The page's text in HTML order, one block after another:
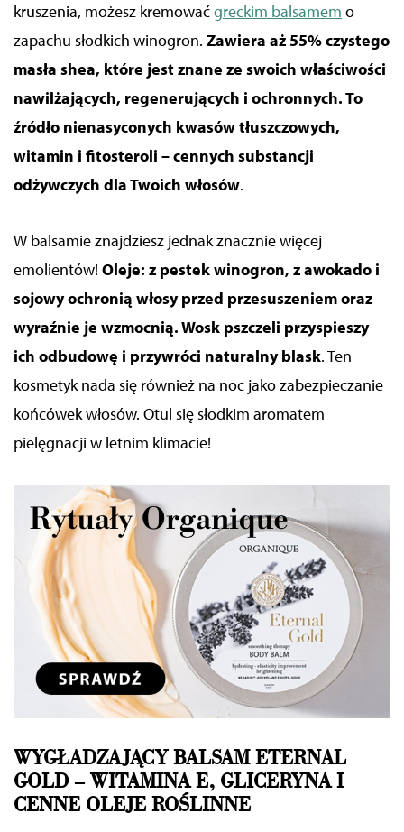
kruszenia, możesz kremowaćgreckim balsamem o
zapachu słodkich winogron. Zawiera aż 55% czystego
masła shea, które jest znane ze swoich właściwości
nawilżających, regenerujących i ochronnych. To
źródło nienasyconych kwasów tłuszczowych,
witamin i fitosteroli – cennych substancji
odżywczych dla Twoich włosów.
W balsamie znajdziesz jednak znacznie więcej
emolientów! Oleje: z pestek winogron, z awokado i
sojowy ochronią włosy przed przesuszeniem oraz
wyraźnie je wzmocnią. Wosk pszczeli przyspieszy
ich odbudowę i przywróci naturalny blask. Ten
kosmetyk nada się również na noc jako zabezpieczanie
końcówek włosów. Otul się słodkim aromatem
pielęgnacji w letnim klimacie!
WYGŁADZAJĄCY BALSAM ETERNAL
GOLD – WITAMINA E, GLICERYNA I
CENNE OLEJE ROŚLINNE